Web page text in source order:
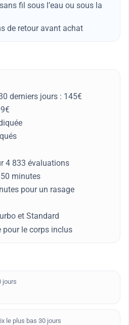
fil sous l’eau ou sous la
de retour avant achat
derniers jours : 145€
4 833 évaluations
minutes
pour un rasage
et Standard
pour le corps inclus
jours
le plus bas 30 jours